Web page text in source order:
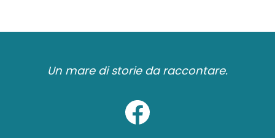
Un mare di storie da raccontare.